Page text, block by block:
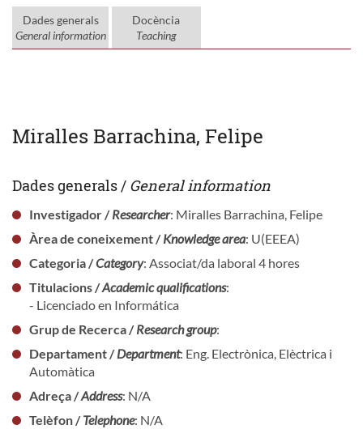
Dades generals
General information
Docència
Teaching
Miralles Barrachina, Felipe
Dades generals / General information
Investigador /Researcher: Miralles Barrachina, Felipe
Àrea de coneixement /Knowledge area: U(EEEA)
Categoria /Category: Associat/da laboral 4 hores
Titulacions /Academic qualifications:
- Licenciado en Informática
Grup de Recerca /Research group:
Departament /Department: Eng. Electrònica, Elèctrica i
Automàtica
Adreça /Address: N/A
Telèfon /Telephone: N/A